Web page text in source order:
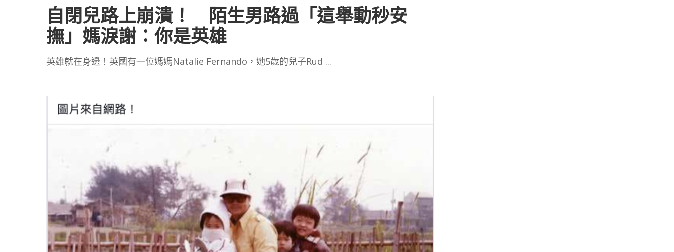
自閉兒路上崩潰！ 陌生男路過「這舉動秒安
撫」媽淚謝：你是英雄
英雄就在身邊！英國有一位媽媽Natalie Fernando，她5歲的兒子Rud ...